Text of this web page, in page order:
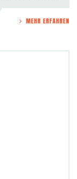
MEHR ERFAHREN